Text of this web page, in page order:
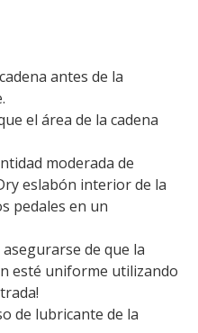
antes de la
el área de la cadena
moderada de
eslabón interior de la
pedales en un
asegurarse de que la
esté uniforme utilizando
de lubricante de la